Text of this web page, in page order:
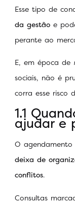
Esse tipo de
da gestão e
perante ao
E, em época de
sociais, não é
corra esse risco
1.1
ajudar e
O
deixa de
conflitos.
Consultas